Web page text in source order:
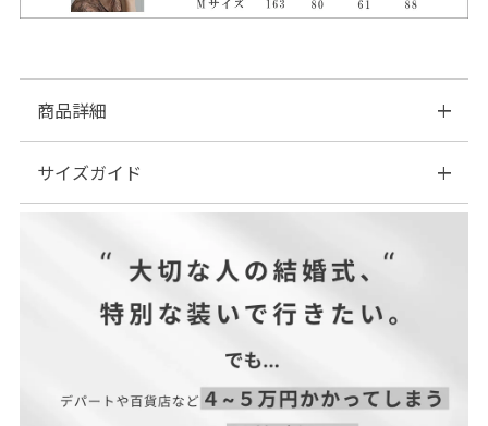
商品詳細
◆素材:表地…ポリエステル100％、レース部分…綿50％、ナイロ
ン50％
◆裏地:あり(ポリエステル100％)
◆ファスナー:あり(左脇部分にファスナーあり)
※美しいシルエット・デザイン性を重視するため、コンシールフ
◆カラー:ネイビー／テラコッタ／カーキ
サイズガイド